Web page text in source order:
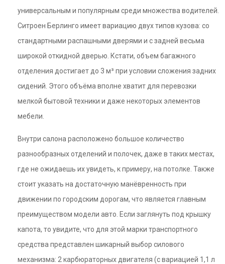
универсальным и популярным среди множества водителей.
Ситроен Берлинго имеет вариацию двух типов кузова: со
стандартными распашными дверями и с задней весьма
широкой откидной дверью. Кстати, объем багажного
отделения достигает до 3 м³ при условии сложения задних
сидений. Этого объёма вполне хватит для перевозки
мелкой бытовой техники и даже некоторых элементов
мебели.
Внутри салона расположено большое количество
разнообразных отделений и полочек, даже в таких местах,
где не ожидаешь их увидеть, к примеру, на потолке. Также
стоит указать на достаточную манёвренность при
движении по городским дорогам, что является главным
преимуществом модели авто. Если заглянуть под крышку
капота, то увидите, что для этой марки транспортного
средства представлен шикарный выбор силового
механизма: 2 карбюраторных двигателя (с вариацией 1,1 л